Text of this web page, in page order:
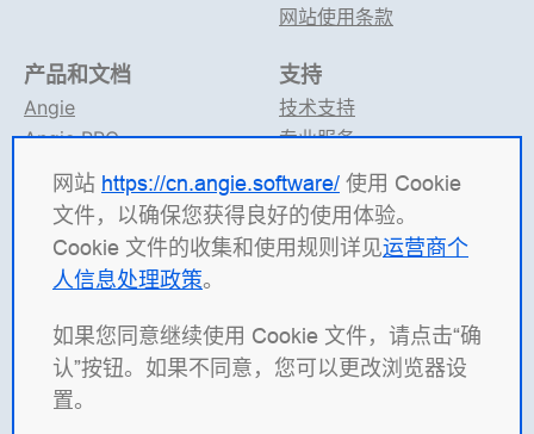
网站 https://cn.angie.software/ 使用 Cookie
文件，以确保您获得良好的使用体验。
Cookie 文件的收集和使用规则详见运营商个
人信息处理政策。
如果您同意继续使用 Cookie 文件，请点击“确
认”按钮。如果不同意，您可以更改浏览器设
置。
网站使用条款
产品和文档
Angie
Angie PRO
ANIC
Angie 文档
支持
技术支持
专业服务
论坛
Telegram 支持
Angie Software（有限责任公司 "Web Server"）是一家
俄罗斯 IT 公司，专注于高并发系统解决方案的开发。 我
们的产品包括：负载均衡平台Angie ADC
（应用交付控制
器）、Web 服务器Angie PRO，以及Angie Ingress
Controller